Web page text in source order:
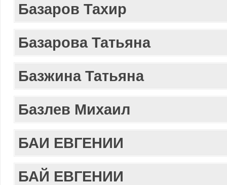
Базаров Тахир
Базарова Татьяна
Базжина Татьяна
Базлев Михаил
БАИ ЕВГЕНИИ
БАЙ ЕВГЕНИИ